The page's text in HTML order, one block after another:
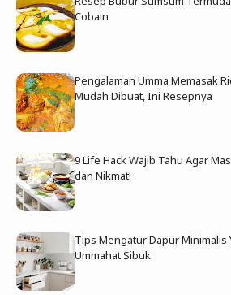
Cobain
Pengalaman Umma Memasak
Mudah Dibuat, Ini Resepnya
9 Life Hack Wajib Tahu Agar
dan Nikmat!
Tips Mengatur Dapur Minimalis
Ummahat Sibuk